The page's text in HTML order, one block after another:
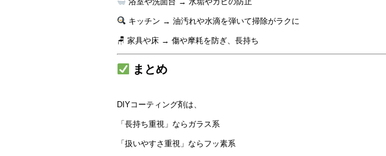
キッチン → 油汚れや水滴を弾いて掃除がラクに
🪑 家具や床 → 傷や摩耗を防ぎ、長持ち
まとめ
DIYコーティング剤は、
「長持ち重視」ならガラス系
「扱いやすさ重視」ならフッ素系